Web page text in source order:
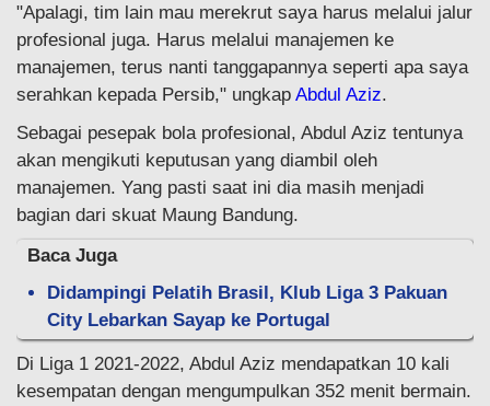
"Apalagi, tim lain mau merekrut saya harus melalui jalur
profesional juga. Harus melalui manajemen ke
manajemen, terus nanti tanggapannya seperti apa saya
serahkan kepada Persib," ungkap Abdul Aziz.
Sebagai pesepak bola profesional, Abdul Aziz tentunya
akan mengikuti keputusan yang diambil oleh
manajemen. Yang pasti saat ini dia masih menjadi
bagian dari skuat Maung Bandung.
Baca Juga
Didampingi Pelatih Brasil, Klub Liga 3 Pakuan
City Lebarkan Sayap ke Portugal
Di Liga 1 2021-2022, Abdul Aziz mendapatkan 10 kali
kesempatan dengan mengumpulkan 352 menit bermain.